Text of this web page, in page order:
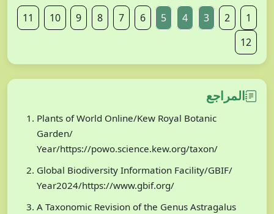
1
2
3
4
5
6
7
8
9
10
11
12
المراجع
Plants of World Online/Kew Royal Botanic
Garden/
Year/https://powo.science.kew.org/taxon/
Global Biodiversity Information Facility/GBIF/
Year2024/https://www.gbif.org/
A Taxonomic Revision of the Genus Astragalus